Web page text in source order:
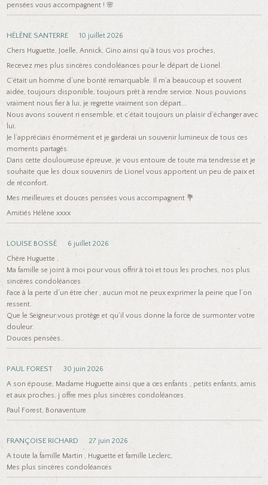
pensées vous accompagnent ! 🌸
HÉLÈNE SANTERRE
10 juillet 2026
Chers Huguette, Joelle, Annick, Gino ainsi qu’à tous vos proches,
Recevez mes plus sincères condoléances pour le départ de Lionel.
C’était un homme d’une bonté remarquable. Il m’a beaucoup et souvent
aidée, toujours disponible, toujours prêt à rendre service. Nous pouvions
vraiment nous fier à lui, je regrette vraiment son départ….
Nous avons souvent ri ensemble, et c’était toujours un plaisir d’échanger avec
lui.
Je l’appréciais énormément et je garderai un souvenir lumineux de tous ces
moments partagés.
Dans cette douloureuse épreuve, je vous entoure de toute ma tendresse et je
souhaite que les doux souvenirs de Lionel vous apportent un peu de paix et
de réconfort.
Mes meilleures et douces pensées vous accompagnent 💐
Amitiés Hélène xxxx
LOUISE BOSSÉ
6 juillet 2026
Chère Huguette ,
Ma famille se joint à moi pour vous offrir à toi et tous les proches, nos plus
sincères condoléances.
Face à la perte d’un être cher , aucun mot ne peux exprimer la peine que l’on
ressent.
Que le Seigneur vous protège et qu’il vous donne la force de surmonter votre
douleur.
Douces pensées…
PAUL FOREST
30 juin 2026
A son épouse, Madame Huguette ainsi que a ces enfants , petits enfants, amis
et aux proches, j offre mes plus sincères condoléances.
Paul Forest, Bonaventure
FRANÇOISE RICHARD
27 juin 2026
A toute la famille Martin , Huguette et famille Leclerc,
Mes plus sincères condoléances